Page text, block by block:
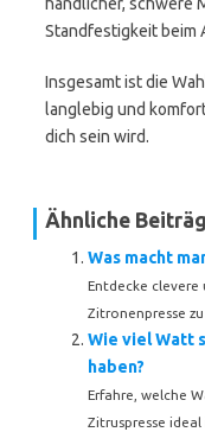
Standfestigkeit beim
Insgesamt ist die
langlebig und
dich sein wird.
Ähnliche
Was macht
Entdecke clevere
Zitronenpresse zu
Wie viel Watt
haben?
Erfahre, welche
Zitruspresse ideal